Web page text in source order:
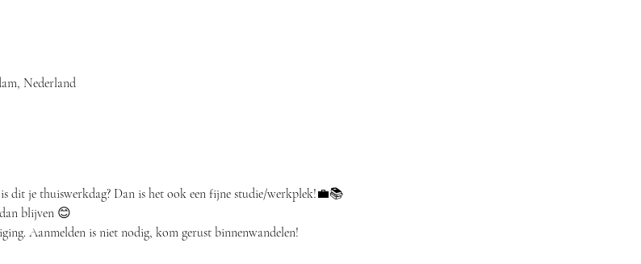
Nederland
dit je thuiswerkdag? Dan is het ook een fijne studie/werkplek!💼📚
blijven 😊
Aanmelden is niet nodig, kom gerust binnenwandelen!